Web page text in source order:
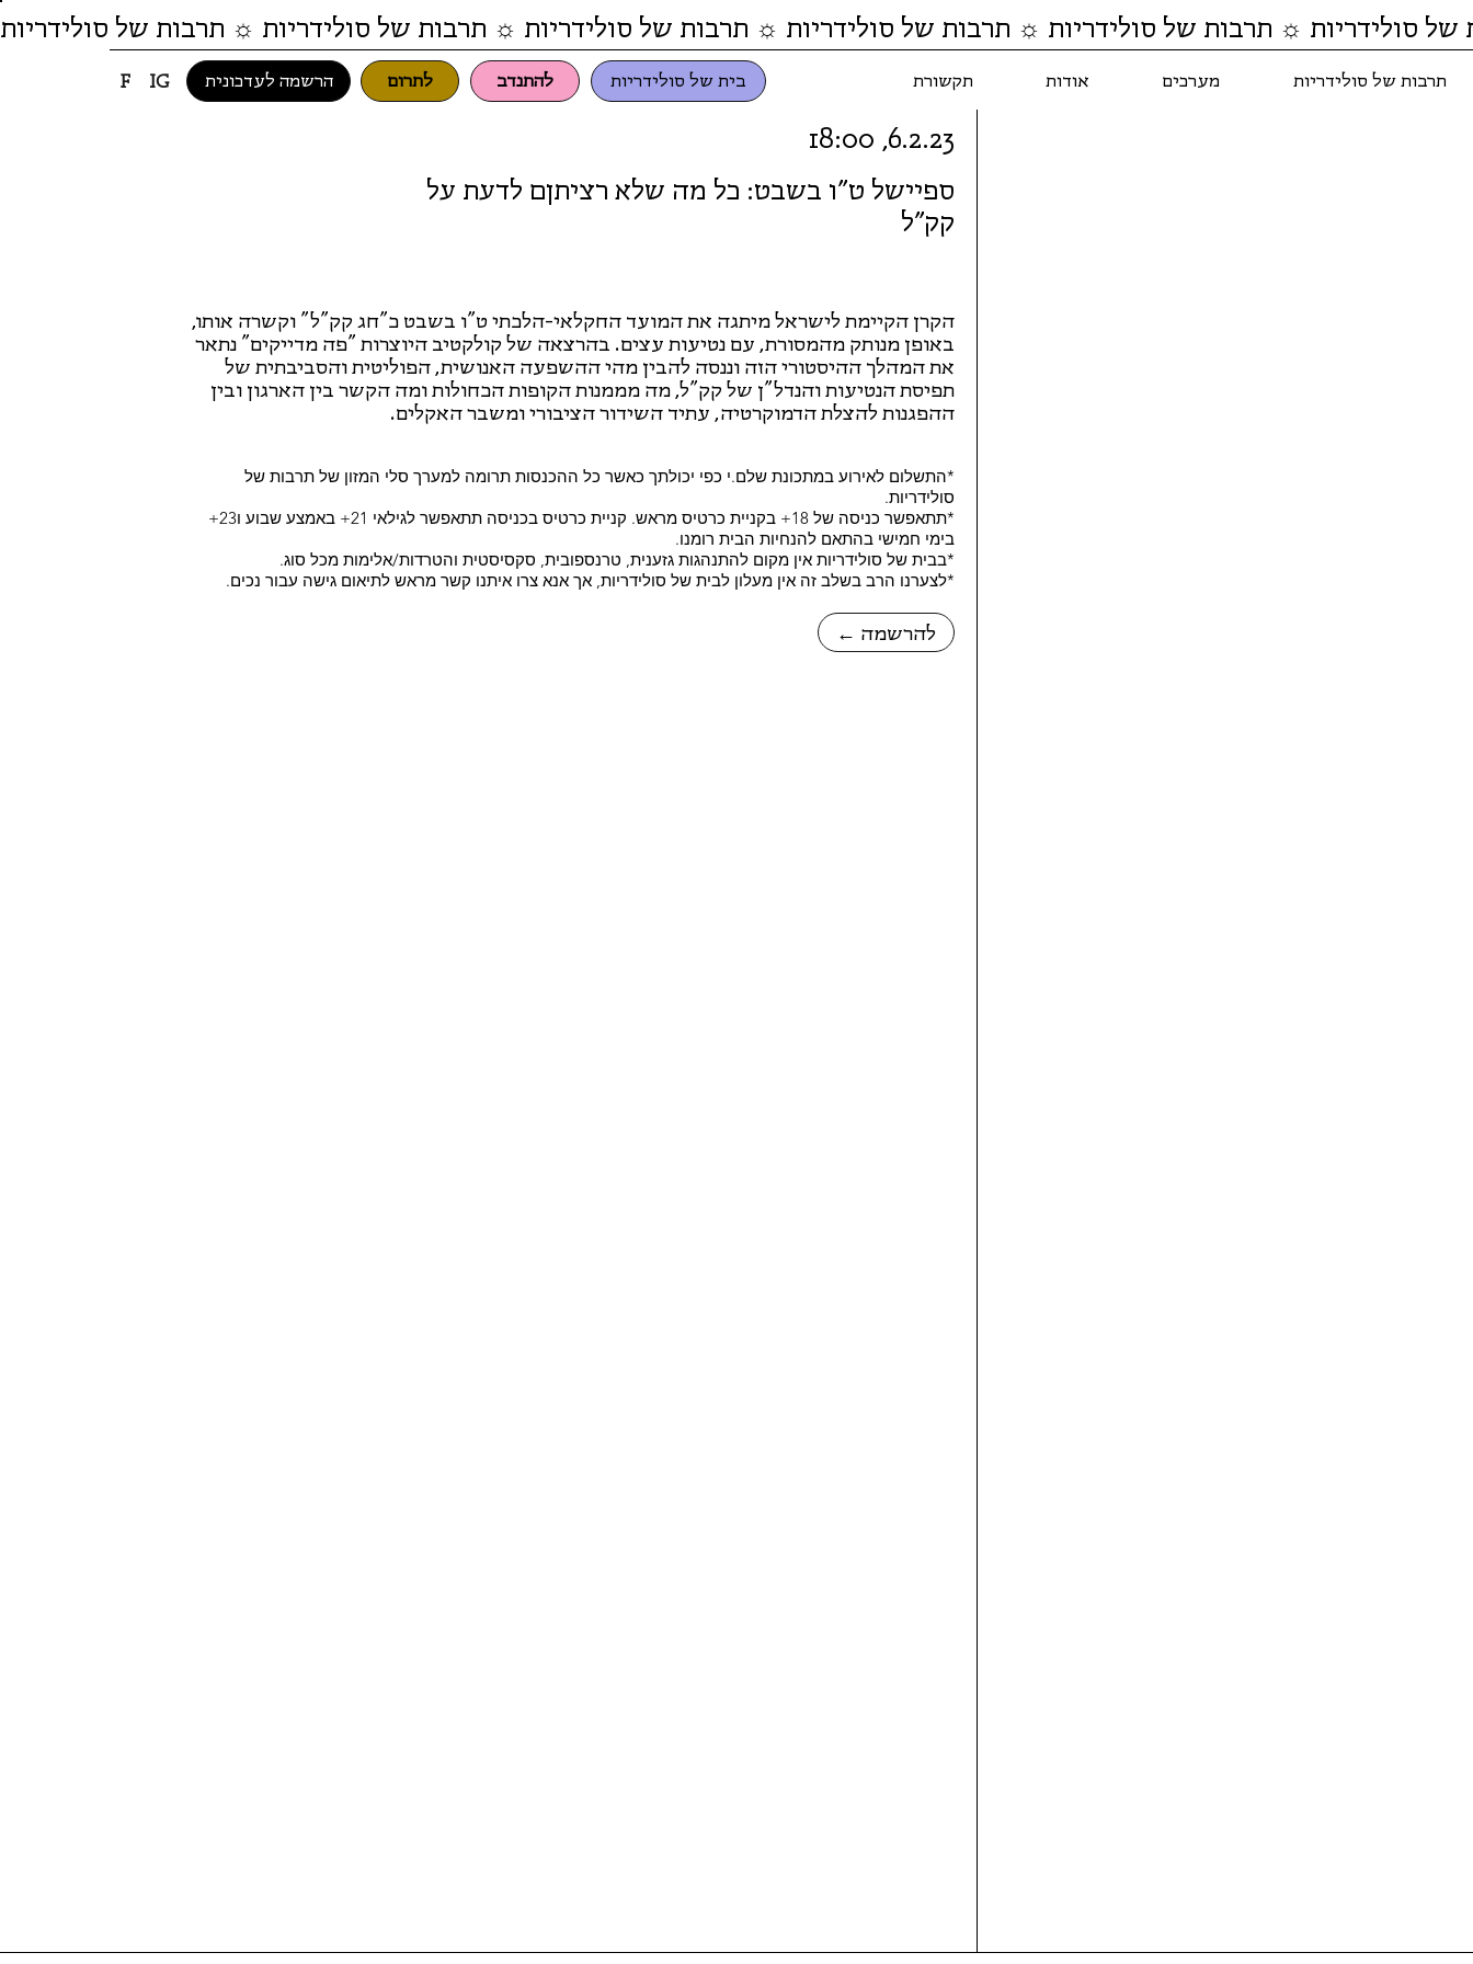
בית של סולידריות להתנדב לתרום תרבות של סולידריות מערכים אודות תקשורת F IG הרשמה לעדכונית
סולידריות ☼ תרבות של סולידריות ☼ תרבות של סולידריות ☼ תרבות של סולידריות ☼ תרבות של סולידריות ☼ תרבות של סולידריות
ספיישל ט"ו בשבט: כל מה שלא רציתןם לדעת על
קק"ל
← להרשמה
6.2.23, 18:00
הקרן הקיימת לישראל מיתגה את המועד החקלאי-הלכתי ט"ו בשבט כ"חג קק"ל" וקשרה אותו,
באופן מנותק מהמסורת, עם נטיעות עצים. בהרצאה של קולקטיב היוצרות "פה מדייקים" נתאר
את המהלך ההיסטורי הזה וננסה להבין מהי ההשפעה האנושית, הפוליטית והסביבתית של
תפיסת הנטיעות והנדל"ן של קק"ל, מה מממנות הקופות הכחולות ומה הקשר בין הארגון ובין
ההפגנות להצלת הדמוקרטיה, עתיד השידור הציבורי ומשבר האקלים.
*התשלום לאירוע במתכונת שלם.י כפי יכולתך כאשר כל ההכנסות תרומה למערך סלי המזון של תרבות של
סולידריות.
*תתאפשר כניסה של 18+ בקניית כרטיס מראש. קניית כרטיס בכניסה תתאפשר לגילאי 21+ באמצע שבוע ו23+
בימי חמישי בהתאם להנחיות הבית רומנו.
*בבית של סולידריות אין מקום להתנהגות גזענית, טרנספובית, סקסיסטית והטרדות/אלימות מכל סוג.
*לצערנו הרב בשלב זה אין מעלון לבית של סולידריות, אך אנא צרו איתנו קשר מראש לתיאום גישה עבור נכים.